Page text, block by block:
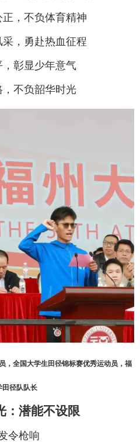
，不负体育精神
采，勇赴热血征程
，彰显少年意气
，不负韶华时光
，全国大学生田径锦标赛优秀运动员，福
田径队队长
：潜能不设限
令枪响